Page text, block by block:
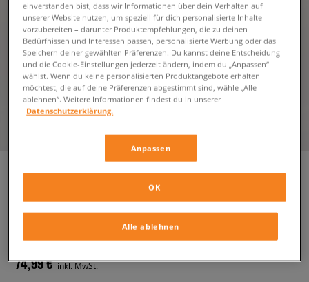
ADIDAS ADI2000 W
74,99 € inkl. MwSt.
einverstanden bist, dass wir Informationen über dein Verhalten auf
unserer Website nutzen, um speziell für dich personalisierte Inhalte
vorzubereiten – darunter Produktempfehlungen, die zu deinen
Bedürfnissen und Interessen passen, personalisierte Werbung oder das
Speichern deiner gewählten Präferenzen. Du kannst deine Entscheidung
und die Cookie-Einstellungen jederzeit ändern, indem du „Anpassen“
wählst. Wenn du keine personalisierten Produktangebote erhalten
möchtest, die auf deine Präferenzen abgestimmt sind, wähle „Alle
ablehnen“. Weitere Informationen findest du in unserer
Datenschutzerklärung.
Anpassen
Alle ablehnen
OK